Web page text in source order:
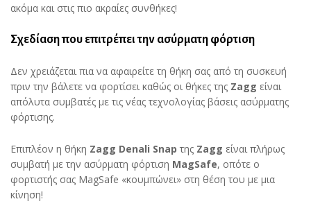
ακόμα και στις πιο ακραίες συνθήκες!
Σχεδίαση που επιτρέπει την ασύρματη φόρτιση
Δεν χρειάζεται πια να αφαιρείτε τη θήκη σας από τη συσκευή
πριν την βάλετε να φορτίσει καθώς οι θήκες της Zagg είναι
απόλυτα συμβατές με τις νέας τεχνολογίας βάσεις ασύρματης
φόρτισης.
Επιπλέον η θήκη Zagg Denali Snap της Zagg είναι πλήρως
συμβατή με την ασύρματη φόρτιση MagSafe, οπότε ο
φορτιστής σας MagSafe «κουμπώνει» στη θέση του με μια
κίνηση!